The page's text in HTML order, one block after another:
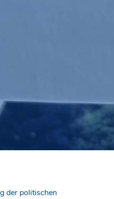
der politischen